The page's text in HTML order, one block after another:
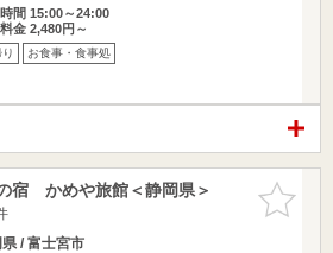
間 15:00～24:00
金 2,480円～
お食事・食事処
お気に入
りに追加
宿 かめや旅館＜静岡県＞
/ 富士宮市